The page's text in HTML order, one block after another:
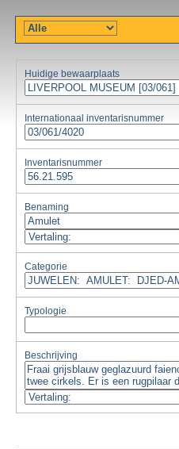
Huidige bewaarplaats
Internationaal inventarisnummer
Inventarisnummer
Benaming
Categorie
Typologie
Beschrijving